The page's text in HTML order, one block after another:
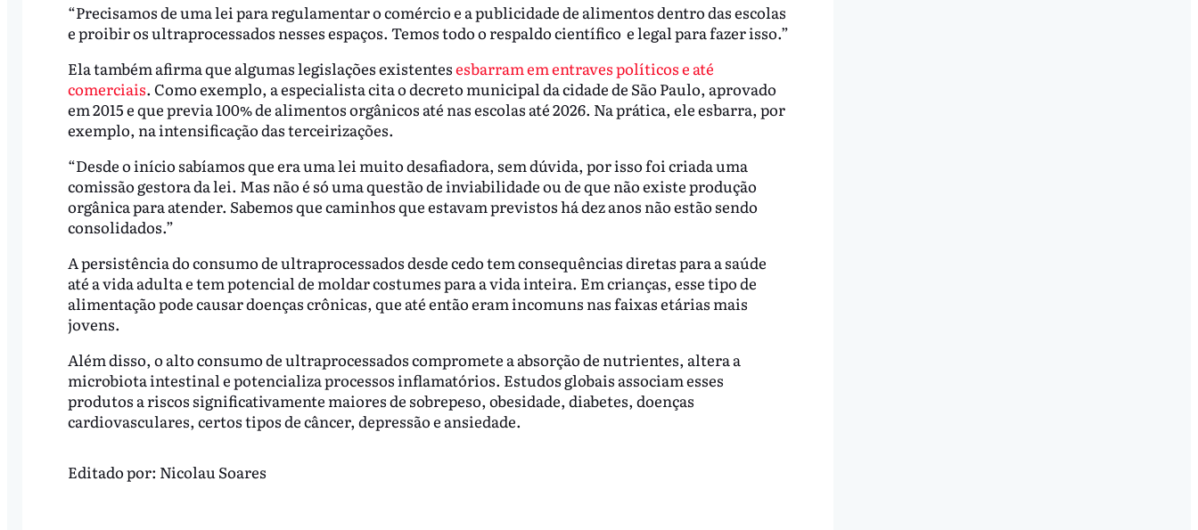
“Precisamos de uma lei para regulamentar o comércio e a publicidade de alimentos dentro das escolas
e proibir os ultraprocessados nesses espaços. Temos todo o respaldo científico e legal para fazer isso.”
Ela também afirma que algumas legislações existentesesbarram em entraves políticos e até
comerciais. Como exemplo, a especialista cita o decreto municipal da cidade de São Paulo, aprovado
em 2015 e que previa 100% de alimentos orgânicos até nas escolas até 2026. Na prática, ele esbarra, por
exemplo, na intensificação das terceirizações.
“Desde o início sabíamos que era uma lei muito desafiadora, sem dúvida, por isso foi criada uma
comissão gestora da lei. Mas não é só uma questão de inviabilidade ou de que não existe produção
orgânica para atender. Sabemos que caminhos que estavam previstos há dez anos não estão sendo
consolidados.”
A persistência do consumo de ultraprocessados desde cedo tem consequências diretas para a saúde
até a vida adulta e tem potencial de moldar costumes para a vida inteira. Em crianças, esse tipo de
alimentação pode causar doenças crônicas, que até então eram incomuns nas faixas etárias mais
jovens.
Além disso, o alto consumo de ultraprocessados compromete a absorção de nutrientes, altera a
microbiota intestinal e potencializa processos inflamatórios. Estudos globais associam esses
produtos a riscos significativamente maiores de sobrepeso, obesidade, diabetes, doenças
cardiovasculares, certos tipos de câncer, depressão e ansiedade.
Editado por: Nicolau Soares